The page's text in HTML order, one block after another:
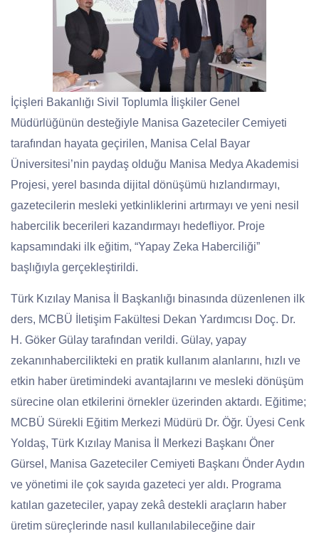
İçişleri Bakanlığı Sivil Toplumla İlişkiler Genel
Müdürlüğünün desteğiyle Manisa Gazeteciler Cemiyeti
tarafından hayata geçirilen, Manisa Celal Bayar
Üniversitesi’nin paydaş olduğu Manisa Medya Akademisi
Projesi, yerel basında dijital dönüşümü hızlandırmayı,
gazetecilerin mesleki yetkinliklerini artırmayı ve yeni nesil
habercilik becerileri kazandırmayı hedefliyor. Proje
kapsamındaki ilk eğitim, “Yapay Zeka Haberciliği”
başlığıyl a gerçekleştirildi.
Türk Kızılay Manisa İl Başkanlığı binasında düzenlenen ilk
ders, MCBÜ İletişim Fakültesi Dekan Yardımcısı Doç. Dr.
H. Göker Gülay tarafından verildi. Gülay, yapay
zekanınhabercilikteki en pratik kullanım alanlarını, hızlı ve
etkin haber üretimindeki avantajlarını ve mesleki dönüşüm
sürecine olan etkilerini örnekler üzerinden aktardı. Eğitime;
MCBÜ Sürekli Eğitim Merkezi Müdürü Dr. Öğr. Üyesi Cenk
Yoldaş, Türk Kızılay Manisa İl Merkezi Başkanı Öner
Gürsel, Manisa Gazeteciler Cemiyeti Başkanı Önder Aydın
ve yönetimi ile çok sayıda gazeteci yer aldı. Programa
katılan gazeteciler, yapay zekâ destekli araçların haber
üretim süreçlerinde nasıl kullanılabileceğine dair